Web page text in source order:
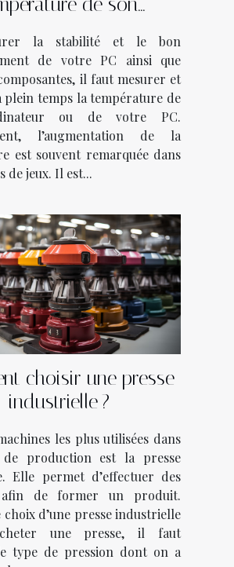
de son
la stabilité et le bon
de votre PC ainsi que
il faut mesurer et
plein temps la température de
ou de votre PC.
l’augmentation de la
est souvent remarquée dans
de jeux. Il est...
choisir une presse
industrielle ?
les plus utilisées dans
production est la presse
Elle permet d’effectuer des
afin de former un produit.
d’une presse industrielle
une presse, il faut
type de pression dont on a